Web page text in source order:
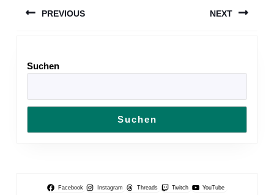
PREVIOUS
post:
NEXT
Suchen
Suchen
Facebook Instagram Threads Twitch YouTube